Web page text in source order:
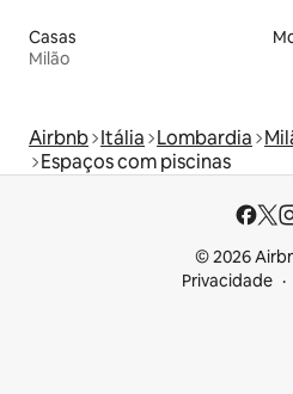
Casas
Milão
Airbnb Itália Lombardia
Espaços com piscinas
© 2026
Privacidade